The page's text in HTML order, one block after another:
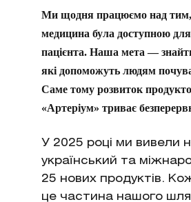
Ми щодня працюємо над тим,
медицина була доступною
пацієнта. Наша мета —
які допоможуть людям
Саме тому розвиток
«Артеріум» триває
У 2025 році ми вивели
український та
25 нових продуктів.
це частина нашого